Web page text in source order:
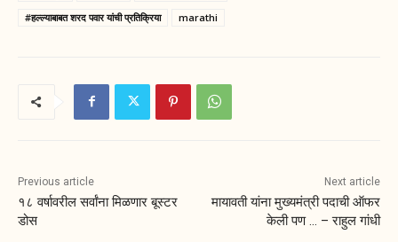
#हल्ल्याबाबत शरद पवार यांची प्रतिक्रिया
marathi
Previous article
१८ वर्षावरील सर्वांना मिळणार बूस्टर
डोस
Next article
मायावती यांना मुख्यमंत्री पदाची ऑफर
केली पण … – राहुल गांधी